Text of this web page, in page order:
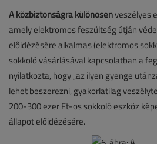
A közbiztonságra különösenveszélyes
amely elektromos feszültség útján
előidézésére alkalmas (elektromos
sokkoló vásárlásával kapcsolatban a
nyilatkozta, hogy „az ilyen gyenge
lehet beszerezni, gyakorlatilag
200-300 ezer Ft-os sokkoló eszköz
állapot előidézésére.